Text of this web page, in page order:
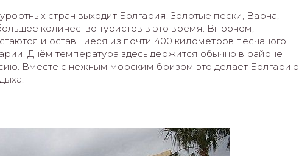
стран выходит Болгария. Золотые пески, Варна,
количество туристов в это время. Впрочем,
и оставшиеся из почти 400 километров песчаного
Днём температура здесь держится обычно в районе
Вместе с нежным морским бризом это делает Болгарию